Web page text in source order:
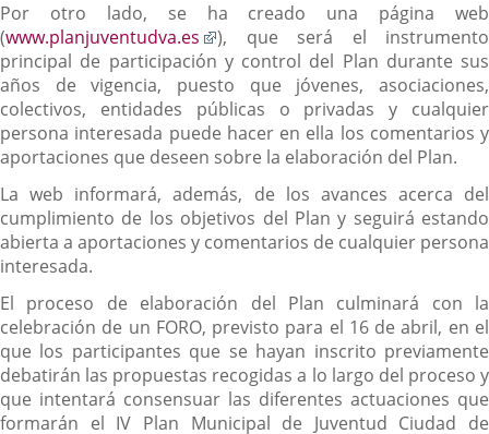
Por otro lado, se ha creado una página web
(www.planjuventudva.es
Enlace
a
una
aplicación
externa.
), que será el instrumento
principal de participación y control del Plan durante sus
años de vigencia, puesto que jóvenes, asociaciones,
colectivos, entidades públicas o privadas y cualquier
persona interesada puede hacer en ella los comentarios y
aportaciones que deseen sobre la elaboración del Plan.
La web informará, además, de los avances acerca del
cumplimiento de los objetivos del Plan y seguirá estando
abierta a aportaciones y comentarios de cualquier persona
interesada.
El proceso de elaboración del Plan culminará con la
celebración de un FORO, previsto para el 16 de abril, en el
que los participantes que se hayan inscrito previamente
debatirán las propuestas recogidas a lo largo del proceso y
que intentará consensuar las diferentes actuaciones que
formarán el IV Plan Municipal de Juventud Ciudad de